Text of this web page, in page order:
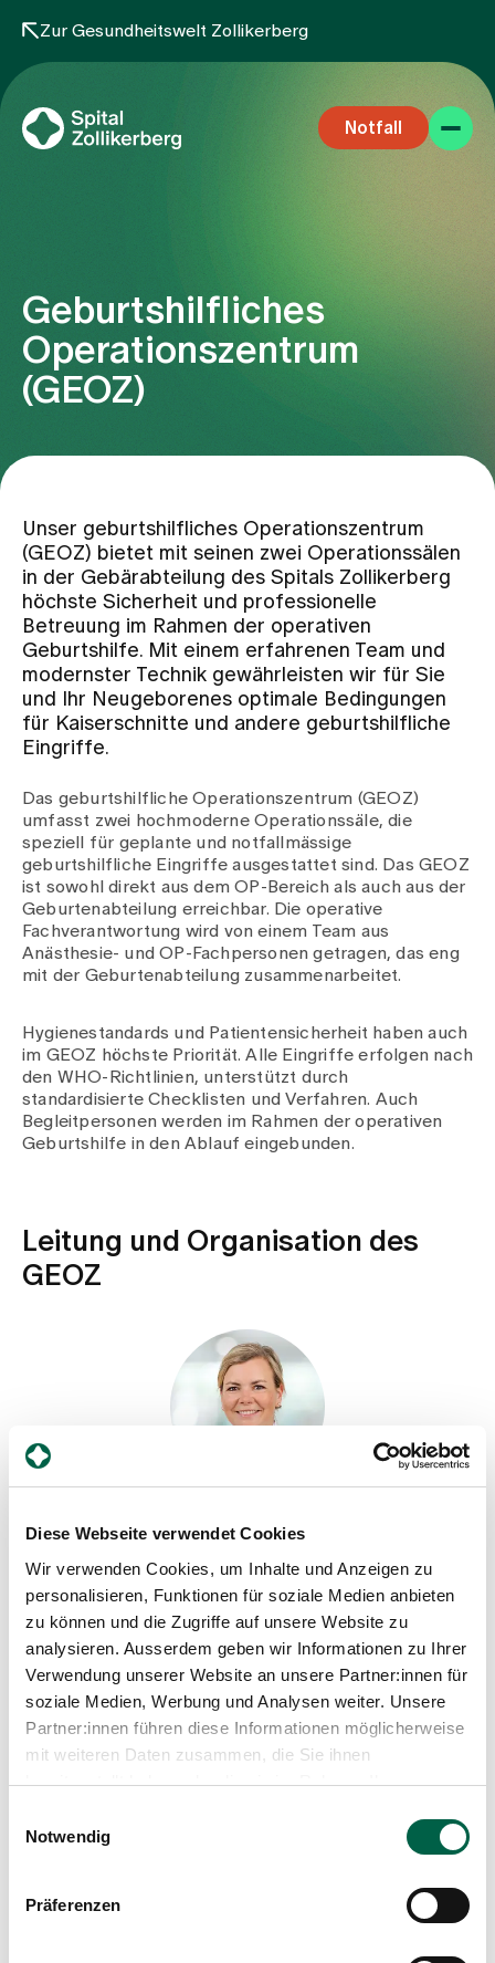
Diese Webseite verwendet Cookies
Wir verwenden Cookies, um Inhalte und Anzeigen zu
personalisieren, Funktionen für soziale Medien anbieten
zu können und die Zugriffe auf unsere Website zu
analysieren. Ausserdem geben wir Informationen zu Ihrer
Verwendung unserer Website an unsere Partner:innen für
soziale Medien, Werbung und Analysen weiter. Unsere
Partner:innen führen diese Informationen möglicherweise
mit weiteren Daten zusammen, die Sie ihnen
bereitgestellt haben oder die sie im Rahmen Ihrer
Notwendig
Präferenzen
Zur Gesundheitswelt Zollikerberg
Notfall
Fachbereiche
Aufenthalt
Zuweisende
Events
Über uns
Aktuelles
Jobs & Karriere
Kontakt
Babygalerie
Blog
Geburtshilfliches
Operationszentrum
(GEOZ)
Unser geburtshilfliches Operationszentrum
(GEOZ) bietet mit seinen zwei Operationssälen
in der Gebärabteilung des Spitals Zollikerberg
höchste Sicherheit und professionelle
Betreuung im Rahmen der operativen
Geburtshilfe. Mit einem erfahrenen Team und
modernster Technik gewährleisten wir für Sie
und Ihr Neugeborenes optimale Bedingungen
für Kaiserschnitte und andere geburtshilfliche
Eingriffe.
Das geburtshilfliche Operationszentrum (GEOZ)
umfasst zwei hochmoderne Operationssäle, die
speziell für geplante und notfallmässige
geburtshilfliche Eingriffe ausgestattet sind. Das GEOZ
ist sowohl direkt aus dem OP-Bereich als auch aus der
Geburtenabteilung erreichbar. Die operative
Fachverantwortung wird von einem Team aus
Anästhesie- und OP-Fachpersonen getragen, das eng
mit der Geburtenabteilung zusammenarbeitet.
Hygienestandards und Patientensicherheit haben auch
im GEOZ höchste Priorität. Alle Eingriffe erfolgen nach
den WHO-Richtlinien, unterstützt durch
standardisierte Checklisten und Verfahren. Auch
Begleitpersonen werden im Rahmen der operativen
Geburtshilfe in den Ablauf eingebunden.
Leitung und Organisation des
GEOZ
Dr. med. Kristina Staude
Spital Zollikerberg
Departement Medizinische Dienstleistungen
Anästhesie
Trichtenhauserstrasse 20
8125 Zollikerberg
+41 44 397 24 36
Mail